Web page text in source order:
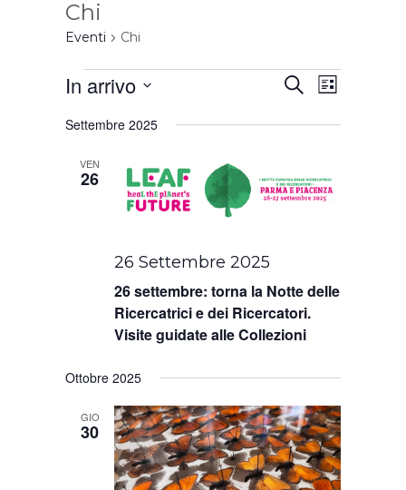
Chi
Eventi Chi
Eventi Eventi
Ricerca
Navigazione
CercaEvento
Viste
Lista
In arrivo
data.
Settembre 2025
VEN
26
26 settembre: torna la Notte delle
Ricercatrici e dei Ricercatori.
Visite guidate alle Collezioni
26 Settembre 2025
Ottobre 2025
GIO
30